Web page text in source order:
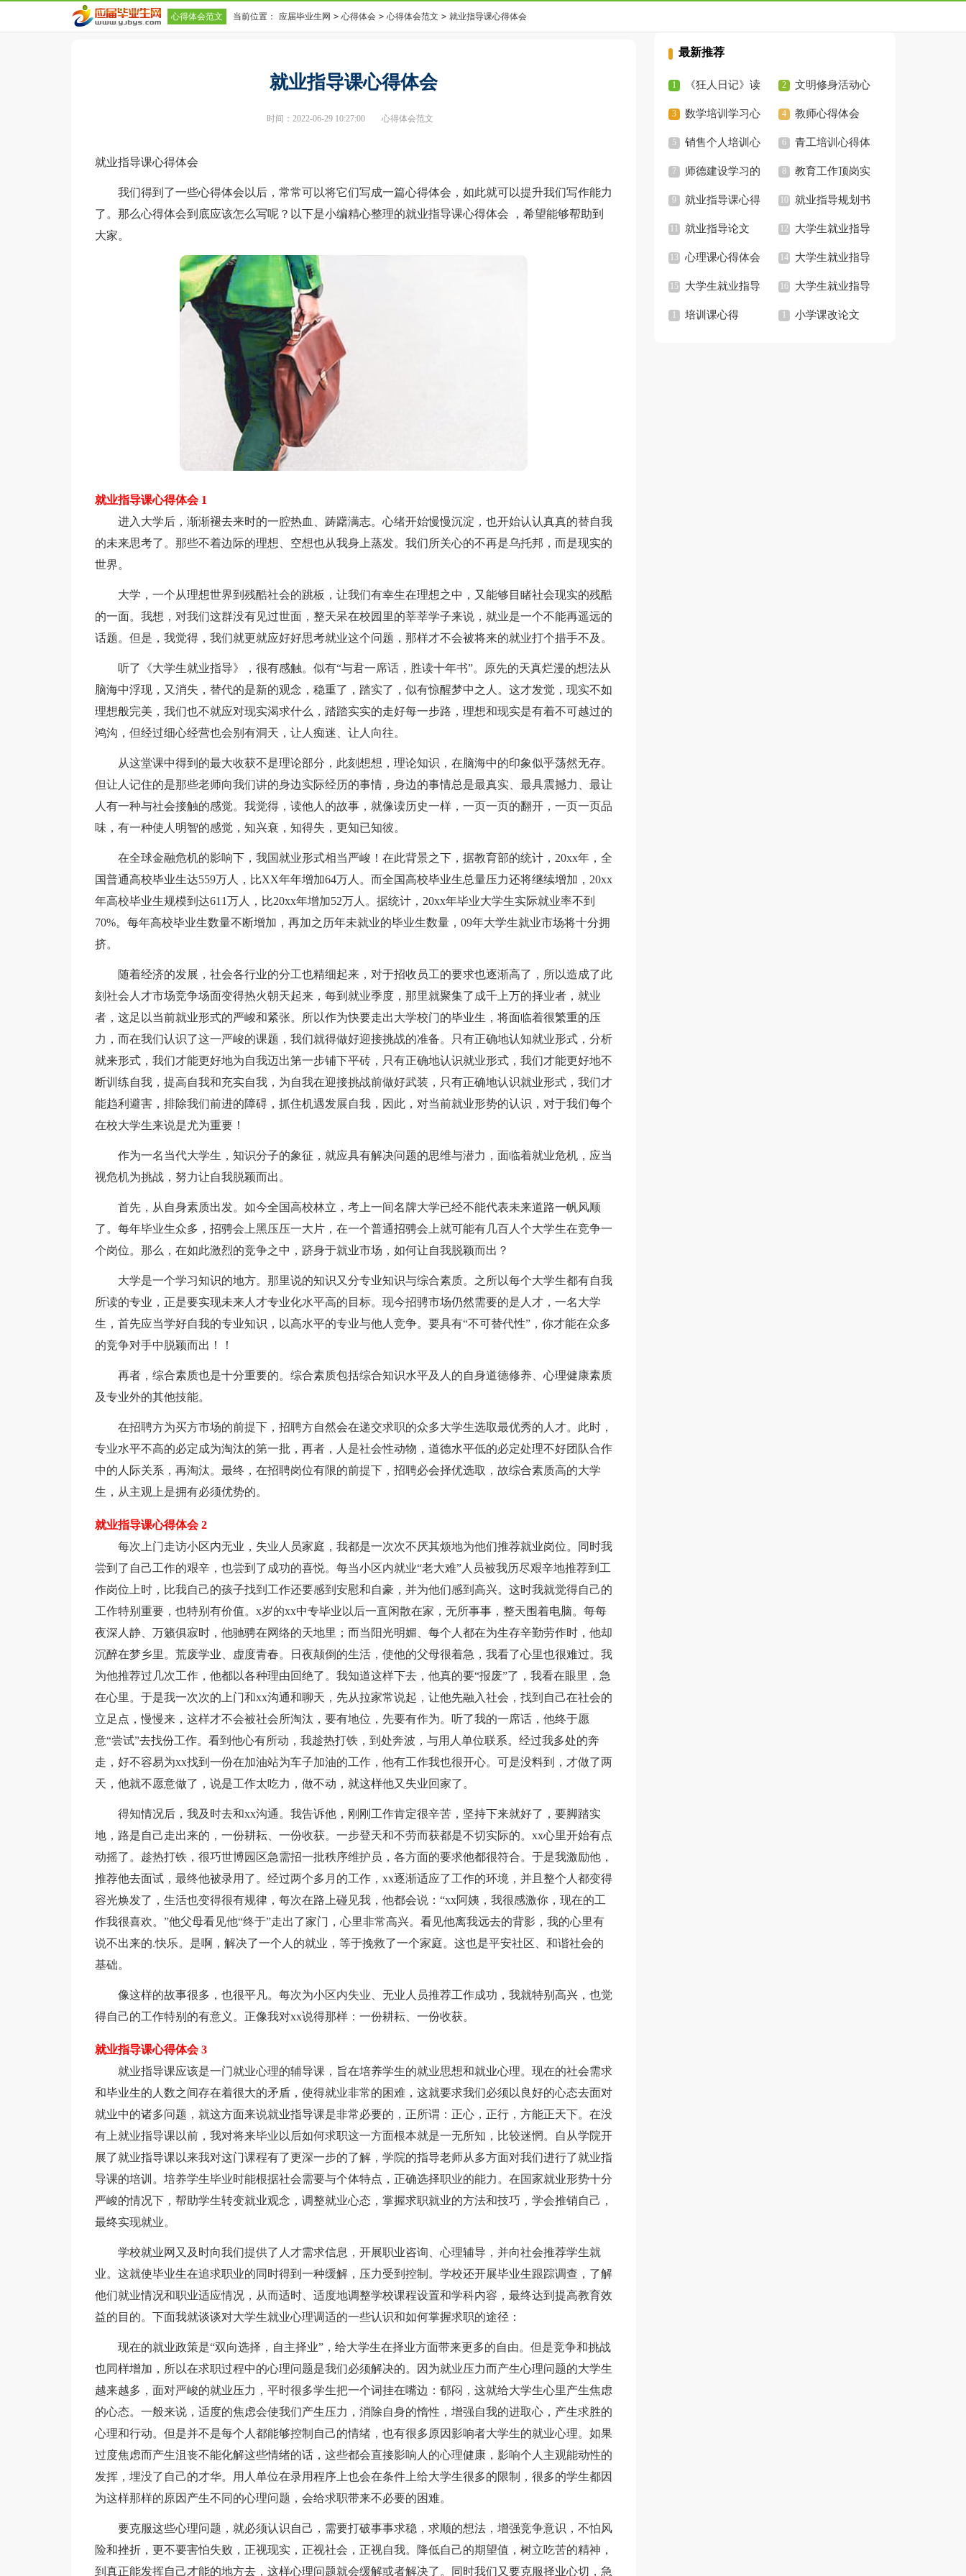
心得体会范文 当前位置： 应届毕业生网 > 心得体会 > 心得体会范文 > 就业指导课心得体会
就业指导课心得体会
时间：2022-06-29 10:27:00 心得体会范文
就业指导课心得体会
我们得到了一些心得体会以后，常常可以将它们写成一篇心得体会，如此就可以提升我们写作能力
了。那么心得体会到底应该怎么写呢？以下是小编精心整理的就业指导课心得体会 ，希望能够帮助到
大家。
就业指导课心得体会 1
进入大学后，渐渐褪去来时的一腔热血、踌躇满志。心绪开始慢慢沉淀，也开始认认真真的替自我
的未来思考了。那些不着边际的理想、空想也从我身上蒸发。我们所关心的不再是乌托邦，而是现实的
世界。
大学，一个从理想世界到残酷社会的跳板，让我们有幸生在理想之中，又能够目睹社会现实的残酷
的一面。我想，对我们这群没有见过世面，整天呆在校园里的莘莘学子来说，就业是一个不能再遥远的
话题。但是，我觉得，我们就更就应好好思考就业这个问题，那样才不会被将来的就业打个措手不及。
听了《大学生就业指导》，很有感触。似有“与君一席话，胜读十年书”。原先的天真烂漫的想法从
脑海中浮现，又消失，替代的是新的观念，稳重了，踏实了，似有惊醒梦中之人。这才发觉，现实不如
理想般完美，我们也不就应对现实渴求什么，踏踏实实的走好每一步路，理想和现实是有着不可越过的
鸿沟，但经过细心经营也会别有洞天，让人痴迷、让人向往。
从这堂课中得到的最大收获不是理论部分，此刻想想，理论知识，在脑海中的印象似乎荡然无存。
但让人记住的是那些老师向我们讲的身边实际经历的事情，身边的事情总是最真实、最具震撼力、最让
人有一种与社会接触的感觉。我觉得，读他人的故事，就像读历史一样，一页一页的翻开，一页一页品
味，有一种使人明智的感觉，知兴衰，知得失，更知已知彼。
在全球金融危机的影响下，我国就业形式相当严峻！在此背景之下，据教育部的统计，20xx年，全
国普通高校毕业生达559万人，比XX年年增加64万人。而全国高校毕业生总量压力还将继续增加，20xx
年高校毕业生规模到达611万人，比20xx年增加52万人。据统计，20xx年毕业大学生实际就业率不到
70%。每年高校毕业生数量不断增加，再加之历年未就业的毕业生数量，09年大学生就业市场将十分拥
挤。
随着经济的发展，社会各行业的分工也精细起来，对于招收员工的要求也逐渐高了，所以造成了此
刻社会人才市场竞争场面变得热火朝天起来，每到就业季度，那里就聚集了成千上万的择业者，就业
者，这足以当前就业形式的严峻和紧张。所以作为快要走出大学校门的毕业生，将面临着很繁重的压
力，而在我们认识了这一严峻的课题，我们就得做好迎接挑战的准备。只有正确地认知就业形式，分析
就来形式，我们才能更好地为自我迈出第一步铺下平砖，只有正确地认识就业形式，我们才能更好地不
断训练自我，提高自我和充实自我，为自我在迎接挑战前做好武装，只有正确地认识就业形式，我们才
能趋利避害，排除我们前进的障碍，抓住机遇发展自我，因此，对当前就业形势的认识，对于我们每个
在校大学生来说是尤为重要！
作为一名当代大学生，知识分子的象征，就应具有解决问题的思维与潜力，面临着就业危机，应当
视危机为挑战，努力让自我脱颖而出。
首先，从自身素质出发。如今全国高校林立，考上一间名牌大学已经不能代表未来道路一帆风顺
了。每年毕业生众多，招骋会上黑压压一大片，在一个普通招骋会上就可能有几百人个大学生在竞争一
个岗位。那么，在如此激烈的竞争之中，跻身于就业市场，如何让自我脱颖而出？
大学是一个学习知识的地方。那里说的知识又分专业知识与综合素质。之所以每个大学生都有自我
所读的专业，正是要实现未来人才专业化水平高的目标。现今招骋市场仍然需要的是人才，一名大学
生，首先应当学好自我的专业知识，以高水平的专业与他人竞争。要具有“不可替代性”，你才能在众多
的竞争对手中脱颖而出！！
再者，综合素质也是十分重要的。综合素质包括综合知识水平及人的自身道德修养、心理健康素质
及专业外的其他技能。
在招聘方为买方市场的前提下，招聘方自然会在递交求职的众多大学生选取最优秀的人才。此时，
专业水平不高的必定成为淘汰的第一批，再者，人是社会性动物，道德水平低的必定处理不好团队合作
中的人际关系，再淘汰。最终，在招聘岗位有限的前提下，招聘必会择优选取，故综合素质高的大学
生，从主观上是拥有必须优势的。
就业指导课心得体会 2
每次上门走访小区内无业，失业人员家庭，我都是一次次不厌其烦地为他们推荐就业岗位。同时我
尝到了自己工作的艰辛，也尝到了成功的喜悦。每当小区内就业“老大难”人员被我历尽艰辛地推荐到工
作岗位上时，比我自己的孩子找到工作还要感到安慰和自豪，并为他们感到高兴。这时我就觉得自己的
工作特别重要，也特别有价值。x岁的xx中专毕业以后一直闲散在家，无所事事，整天围着电脑。每每
夜深人静、万籁俱寂时，他驰骋在网络的天地里；而当阳光明媚、每个人都在为生存辛勤劳作时，他却
沉醉在梦乡里。荒废学业、虚度青春。日夜颠倒的生活，使他的父母很着急，我看了心里也很难过。我
为他推荐过几次工作，他都以各种理由回绝了。我知道这样下去，他真的要“报废”了，我看在眼里，急
在心里。于是我一次次的上门和xx沟通和聊天，先从拉家常说起，让他先融入社会，找到自己在社会的
立足点，慢慢来，这样才不会被社会所淘汰，要有地位，先要有作为。听了我的一席话，他终于愿
意“尝试”去找份工作。看到他心有所动，我趁热打铁，到处奔波，与用人单位联系。经过我多处的奔
走，好不容易为xx找到一份在加油站为车子加油的工作，他有工作我也很开心。可是没料到，才做了两
天，他就不愿意做了，说是工作太吃力，做不动，就这样他又失业回家了。
得知情况后，我及时去和xx沟通。我告诉他，刚刚工作肯定很辛苦，坚持下来就好了，要脚踏实
地，路是自己走出来的，一份耕耘、一份收获。一步登天和不劳而获都是不切实际的。xx心里开始有点
动摇了。趁热打铁，很巧世博园区急需招一批秩序维护员，各方面的要求他都很符合。于是我激励他，
推荐他去面试，最终他被录用了。经过两个多月的工作，xx逐渐适应了工作的环境，并且整个人都变得
容光焕发了，生活也变得很有规律，每次在路上碰见我，他都会说：“xx阿姨，我很感激你，现在的工
作我很喜欢。”他父母看见他“终于”走出了家门，心里非常高兴。看见他离我远去的背影，我的心里有
说不出来的.快乐。是啊，解决了一个人的就业，等于挽救了一个家庭。这也是平安社区、和谐社会的
基础。
像这样的故事很多，也很平凡。每次为小区内失业、无业人员推荐工作成功，我就特别高兴，也觉
得自己的工作特别的有意义。正像我对xx说得那样：一份耕耘、一份收获。
就业指导课心得体会 3
就业指导课应该是一门就业心理的辅导课，旨在培养学生的就业思想和就业心理。现在的社会需求
和毕业生的人数之间存在着很大的矛盾，使得就业非常的困难，这就要求我们必须以良好的心态去面对
就业中的诸多问题，就这方面来说就业指导课是非常必要的，正所谓：正心，正行，方能正天下。在没
有上就业指导课以前，我对将来毕业以后如何求职这一方面根本就是一无所知，比较迷惘。自从学院开
展了就业指导课以来我对这门课程有了更深一步的了解，学院的指导老师从多方面对我们进行了就业指
导课的培训。培养学生毕业时能根据社会需要与个体特点，正确选择职业的能力。在国家就业形势十分
严峻的情况下，帮助学生转变就业观念，调整就业心态，掌握求职就业的方法和技巧，学会推销自己，
最终实现就业。
学校就业网又及时向我们提供了人才需求信息，开展职业咨询、心理辅导，并向社会推荐学生就
业。这就使毕业生在追求职业的同时得到一种缓解，压力受到控制。学校还开展毕业生跟踪调查，了解
他们就业情况和职业适应情况，从而适时、适度地调整学校课程设置和学科内容，最终达到提高教育效
益的目的。下面我就谈谈对大学生就业心理调适的一些认识和如何掌握求职的途径：
现在的就业政策是“双向选择，自主择业”，给大学生在择业方面带来更多的自由。但是竞争和挑战
也同样增加，所以在求职过程中的心理问题是我们必须解决的。因为就业压力而产生心理问题的大学生
越来越多，面对严峻的就业压力，平时很多学生把一个词挂在嘴边：郁闷，这就给大学生心里产生焦虑
的心态。一般来说，适度的焦虑会使我们产生压力，消除自身的惰性，增强自我的进取心，产生求胜的
心理和行动。但是并不是每个人都能够控制自己的情绪，也有很多原因影响者大学生的就业心理。如果
过度焦虑而产生沮丧不能化解这些情绪的话，这些都会直接影响人的心理健康，影响个人主观能动性的
发挥，埋没了自己的才华。用人单位在录用程序上也会在条件上给大学生很多的限制，很多的学生都因
为这样那样的原因产生不同的心理问题，会给求职带来不必要的困难。
要克服这些心理问题，就必须认识自己，需要打破事事求稳，求顺的想法，增强竞争意识，不怕风
险和挫折，更不要害怕失败，正视现实，正视社会，正视自我。降低自己的期望值，树立吃苦的精神，
到真正能发挥自己才能的地方去，这样心理问题就会缓解或者解决了。同时我们又要克服择业心切，急
最新推荐
《狂人日记》读
书心得体会
文明修身活动心
得体会
数学培训学习心
得体会
教师心得体会
销售个人培训心
得体会
青工培训心得体
会
师德建设学习的
心得体会
教育工作顶岗实
习心得体会
就业指导课心得
体会
就业指导规划书
就业指导论文 大学生就业指导
心理课心得体会 大学生就业指导
范文
大学生就业指导
感想
大学生就业指导
规划
培训课心得 小学课改论文